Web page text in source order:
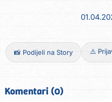
📸 Podijeli na Story ⚠️
Komentari (0)